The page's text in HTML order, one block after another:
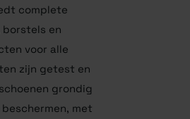
complete
borstels en
voor alle
zijn getest en
grondig
met